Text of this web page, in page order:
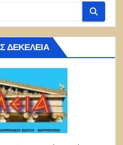
ΔΕΚΈΛΕΙΑ